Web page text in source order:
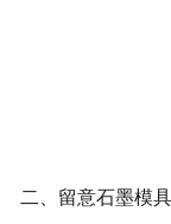
二、留意石墨模